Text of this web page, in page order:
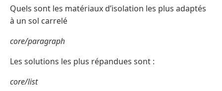
Quels sont les matériaux d’isolation les plus adaptés
à un sol carrelé
core/paragraph
Les solutions les plus répandues sont :
core/list